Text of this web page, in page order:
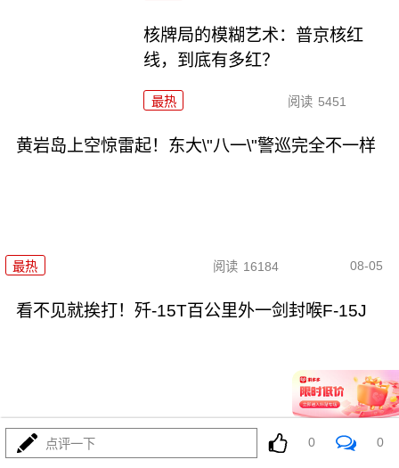
核牌局的模糊艺术：普京核红
线，到底有多红？
最热 阅读 5451
黄岩岛上空惊雷起！东大\"八一\"警巡完全不一样
最热 阅读 16184 08-05
看不见就挨打！歼-15T百公里外一剑封喉F-15J
最热 阅读 13764
点评一下 0 0